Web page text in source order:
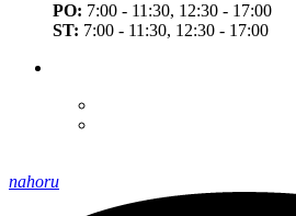
PO: 7:00 - 11:30, 12:30 - 17:00
ST: 7:00 - 11:30, 12:30 - 17:00
nahoru